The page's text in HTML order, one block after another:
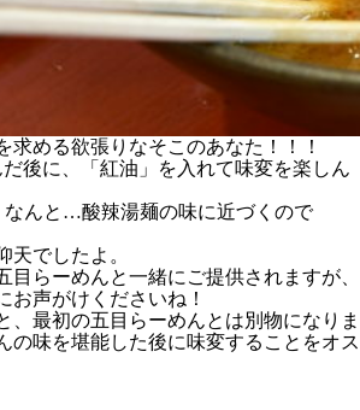
求める欲張りなそこのあなた！！！
後に、「紅油」を入れて味変を楽しん
なんと…酸辣湯麺の味に近づくので
天でしたよ。
目らーめんと一緒にご提供されますが、
お声がけくださいね！
、最初の五目らーめんとは別物になりま
の味を堪能した後に味変することをオス